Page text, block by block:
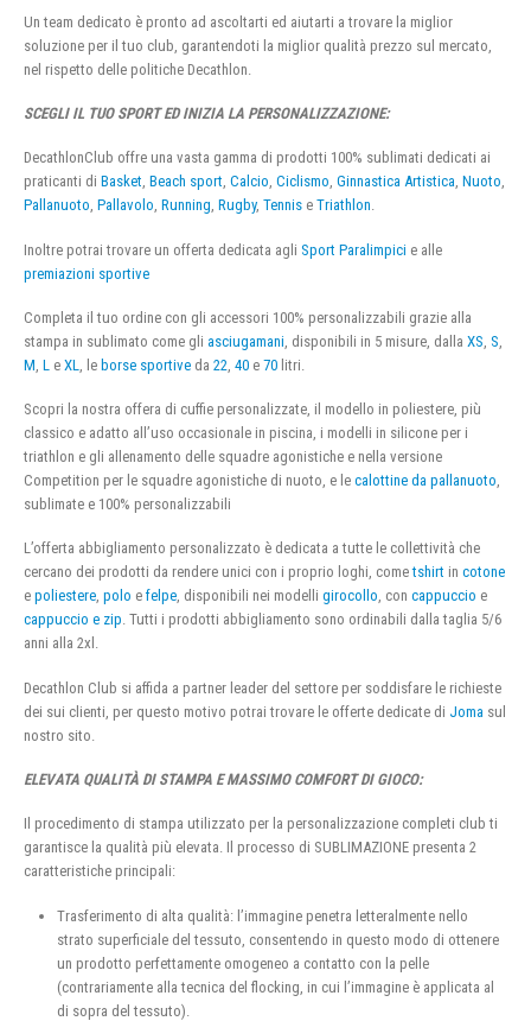
Un team dedicato è pronto ad ascoltarti ed aiutarti a trovare la miglior
soluzione per il tuo club, garantendoti la miglior qualità prezzo sul mercato,
nel rispetto delle politiche Decathlon.
SCEGLI IL TUO SPORT ED INIZIA LA PERSONALIZZAZIONE:
DecathlonClub offre una vasta gamma di prodotti 100% sublimati dedicati ai
praticanti di Basket, Beach sport, Calcio, Ciclismo, Ginnastica Artistica, Nuoto,
Pallanuoto, Pallavolo, Running, Rugby, Tennis e Triathlon.
Inoltre potrai trovare un offerta dedicata agli Sport Paralimpici e alle
premiazioni sportive
Completa il tuo ordine con gli accessori 100% personalizzabili grazie alla
stampa in sublimato come gli asciugamani , disponibili in 5 misure, dalla XS S
M L e XL , le borse sportive da 22 40 e 70 litri.
Scopri la nostra offera di cuffie personalizzate, il modello in poliestere, più
classico e adatto all’uso occasionale in piscina, i modelli in silicone per i
triathlon e gli allenamento delle squadre agonistiche e nella versione
Competition per le squadre agonistiche di nuoto, e le calottine da pallanuoto,
sublimate e 100% personalizzabili
L’offerta abbigliamento personalizzato è dedicata a tutte le collettività che
cercano dei prodotti da rendere unici con i proprio loghi, cometshirt in cotone
e poliestere, polo e felpe, disponibili nei modelli girocollo, con cappuccio e
cappuccio e zip. Tutti i prodotti abbigliamento sono ordinabili dalla taglia 5/6
anni alla 2xl.
Decathlon Club si affida a partner leader del settore per soddisfare le richieste
dei sui clienti, per questo motivo potrai trovare le offerte dedicate di Joma sul
nostro sito.
ELEVATA QUALITÀ DI STAMPA E MASSIMO COMFORT DI GIOCO:
Il procedimento di stampa utilizzato per la personalizzazione completi club ti
garantisce la qualità più elevata. Il processo di SUBLIMAZIONE presenta 2
caratteristiche principali:
Trasferimento di alta qualità: l’immagine penetra letteralmente nello
strato superficiale del tessuto, consentendo in questo modo di ottenere
un prodotto perfettamente omogeneo a contatto con la pelle
(contrariamente alla tecnica del flocking, in cui l’immagine è applicata al
di sopra del tessuto).